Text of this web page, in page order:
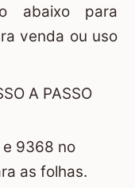
abaixo para
venda ou uso
A PASSO
e 9368 no
as folhas.